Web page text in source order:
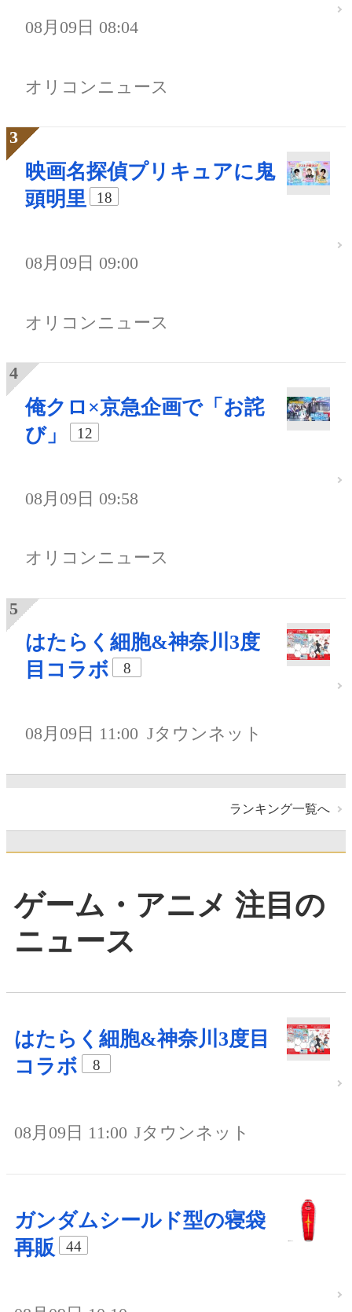
08月09日 08:04
オリコンニュース
映画名探偵プリキュアに鬼
頭明里
18
08月09日 09:00
オリコンニュース
俺クロ×京急企画で「お詫
び」
12
08月09日 09:58
オリコンニュース
はたらく細胞&神奈川3度
目コラボ
8
08月09日 11:00 Jタウンネット
ランキング一覧へ
ゲーム・アニメ 注目の
ニュース
はたらく細胞&神奈川3度目
コラボ
8
08月09日 11:00 Jタウンネット
ガンダムシールド型の寝袋
再販
44